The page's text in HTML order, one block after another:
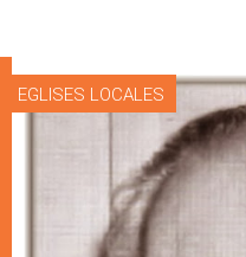
EGLISES LOCALES